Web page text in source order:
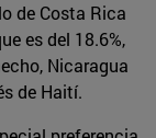
de Costa Rica
es del 18.6%,
Nicaragua
de Haití.